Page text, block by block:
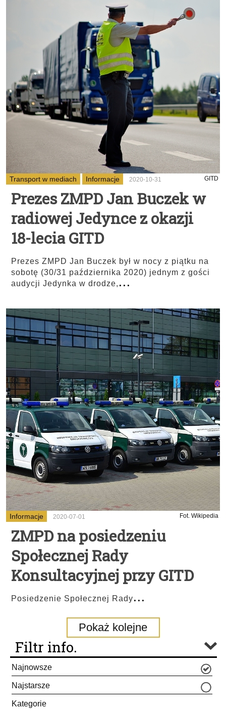
Transport w mediach Informacje 2020-10-31 GITD
Prezes ZMPD Jan Buczek w
radiowej Jedynce z okazji
18-lecia GITD
Prezes ZMPD Jan Buczek był w nocy z piątku na
sobotę (30/31 października 2020) jednym z gości
audycji Jedynka w drodze,...
Informacje 2020-07-01 Fot. Wikipedia
ZMPD na posiedzeniu
Społecznej Rady
Konsultacyjnej przy GITD
Posiedzenie Społecznej Rady...
Pokaż kolejne
Filtr info.
Najnowsze
Najstarsze
Kategorie